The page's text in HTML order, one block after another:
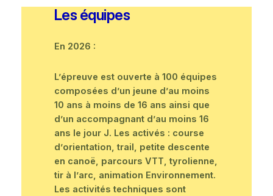
Les équipes
En 2026 :
L’épreuve est ouverte à 100 équipes
composées d’un jeune d’au moins
10 ans à moins de 16 ans ainsi que
d’un accompagnant d’au moins 16
ans le jour J. Les activés : course
d’orientation, trail, petite descente
en canoë, parcours VTT, tyrolienne,
tir à l’arc, animation Environnement.
Les activités techniques sont